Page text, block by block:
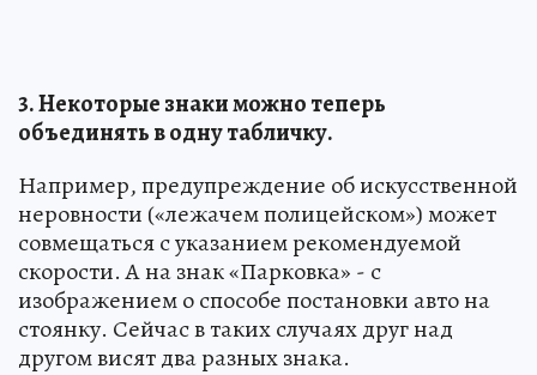
3. Некоторые знаки можно теперь
объединять в одну табличку.
Например, предупреждение об искусственной
неровности («лежачем полицейском») может
совмещаться с указанием рекомендуемой
скорости. А на знак «Парковка» - с
изображением о способе постановки авто на
стоянку. Сейчас в таких случаях друг над
другом висят два разных знака.